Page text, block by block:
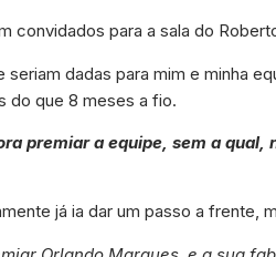
convidados para a sala do
seriam dadas para mim e minha
do que 8 meses a fio.
premiar a equipe, sem a
já ia dar um passo a frente,